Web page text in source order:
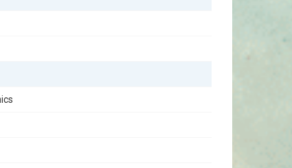
pachetul LENOVO ThinkCentre M910s SFF se